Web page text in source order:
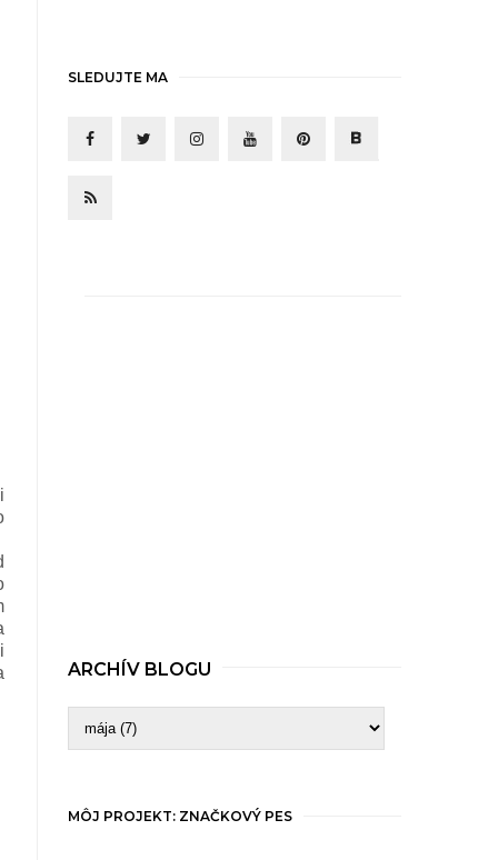
SLEDUJTE MA
ARCHÍV BLOGU
MÔJ PROJEKT: ZNAČKOVÝ PES